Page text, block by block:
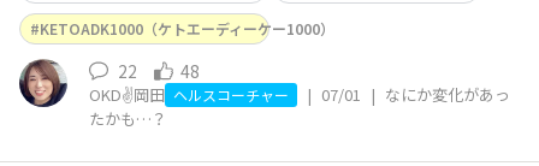
KETOADK1000（ケトエーディーケー1000）
22 48
OKD✌️岡田 ヘルスコーチャー | 07/01 | なにか変化があっ
たかも…？